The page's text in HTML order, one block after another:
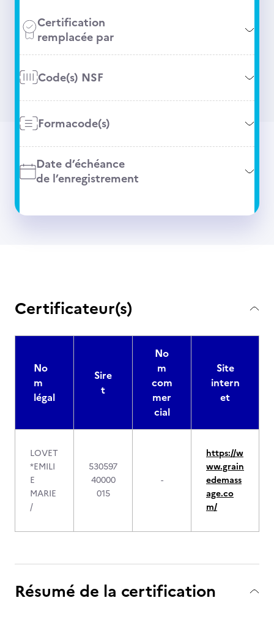
Certification
remplacée par
Code(s) NSF
Formacode(s)
Date d’échéance
de l’enregistrement
Certificateur(s)
No
m
légal
Sire
t
No
m
com
mer
cial
Site
intern
et
LOVET
*EMILI
E
MARIE
/
530597
40000
015
-
https://w
ww.grain
edemass
age.co
m/
Résumé de la certification